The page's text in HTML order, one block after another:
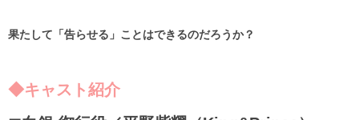
果たして「告らせる」ことはできるのだろうか？
◆キャスト紹介